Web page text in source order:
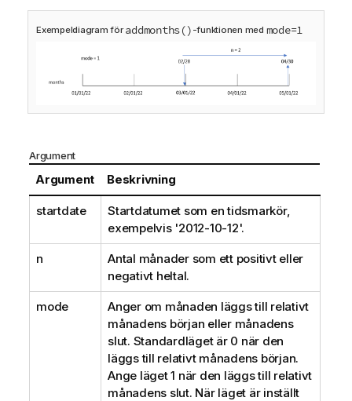
Exempeldiagram föraddmonths() -funktionen med mode=1
Argument
Argument Beskrivning
startdate
Startdatumet som en tidsmarkör,
exempelvis '2012-10-12'.
n
Antal månader som ett positivt eller
negativt heltal.
mode
Anger om månaden läggs till relativt
månadens början eller månadens
slut. Standardläget är 0 när den
läggs till relativt månadens början.
Ange läget 1 när den läggs till relativt
månadens slut. När läget är inställt